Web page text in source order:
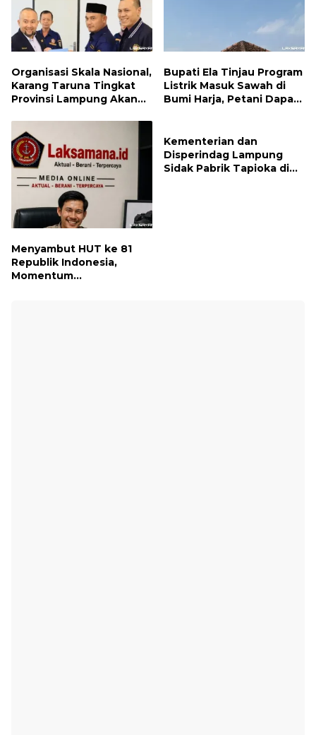
Organisasi Skala Nasional,
Karang Taruna Tingkat
Provinsi Lampung Akan
Agustus 2026
Bupati Ela Tinjau Program
Listrik Masuk Sawah di
Bumi Harja, Petani Dapat
Menyambut HUT ke 81
Republik Indonesia,
Momentum
Kementerian dan
Disperindag Lampung
Sidak Pabrik Tapioka di